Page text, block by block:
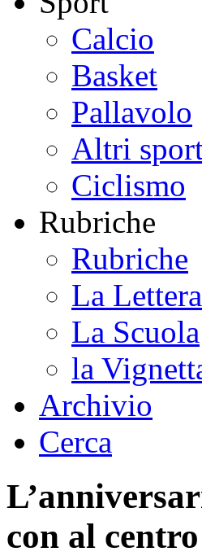
Calcio
Basket
Pallavolo
Altri
Ciclismo
Rubriche
Rubriche
La Lettera
La Scuola
la
Archivio
Cerca
con al